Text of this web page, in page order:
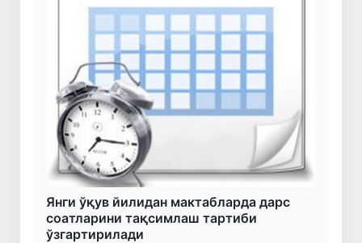
Янги ўқув йилидан мактабларда дарс
соатларини тақсимлаш тартиби
ўзгартирилади